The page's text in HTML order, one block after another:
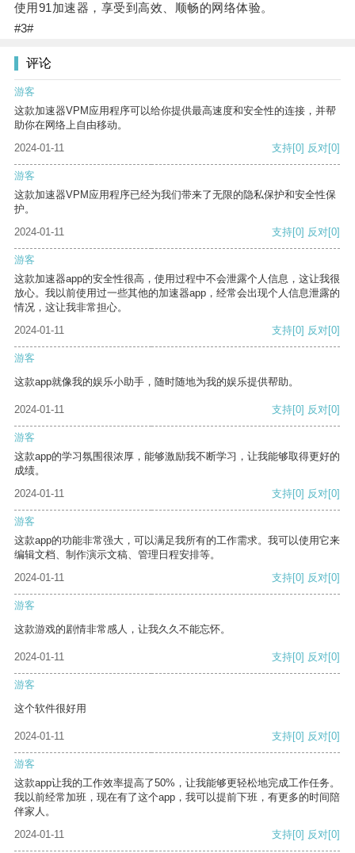
使用91加速器，享受到高效、顺畅的网络体验。
#3#
评论
游客
这款加速器VPM应用程序可以给你提供最高速度和安全性的连接，并帮
助你在网络上自由移动。
2024-01-11
支持[0] 反对[0]
游客
这款加速器VPM应用程序已经为我们带来了无限的隐私保护和安全性保
护。
2024-01-11
支持[0] 反对[0]
游客
这款加速器app的安全性很高，使用过程中不会泄露个人信息，这让我很
放心。我以前使用过一些其他的加速器app，经常会出现个人信息泄露的
情况，这让我非常担心。
2024-01-11
支持[0] 反对[0]
游客
这款app就像我的娱乐小助手，随时随地为我的娱乐提供帮助。
2024-01-11 支持[0] 反对[0]
游客
这款app的学习氛围很浓厚，能够激励我不断学习，让我能够取得更好的
成绩。
2024-01-11
支持[0] 反对[0]
游客
这款app的功能非常强大，可以满足我所有的工作需求。我可以使用它来
编辑文档、制作演示文稿、管理日程安排等。
2024-01-11
支持[0] 反对[0]
游客
这款游戏的剧情非常感人，让我久久不能忘怀。
2024-01-11 支持[0] 反对[0]
游客
这个软件很好用
2024-01-11 支持[0] 反对[0]
游客
这款app让我的工作效率提高了50%，让我能够更轻松地完成工作任务。
我以前经常加班，现在有了这个app，我可以提前下班，有更多的时间陪
伴家人。
2024-01-11
支持[0] 反对[0]